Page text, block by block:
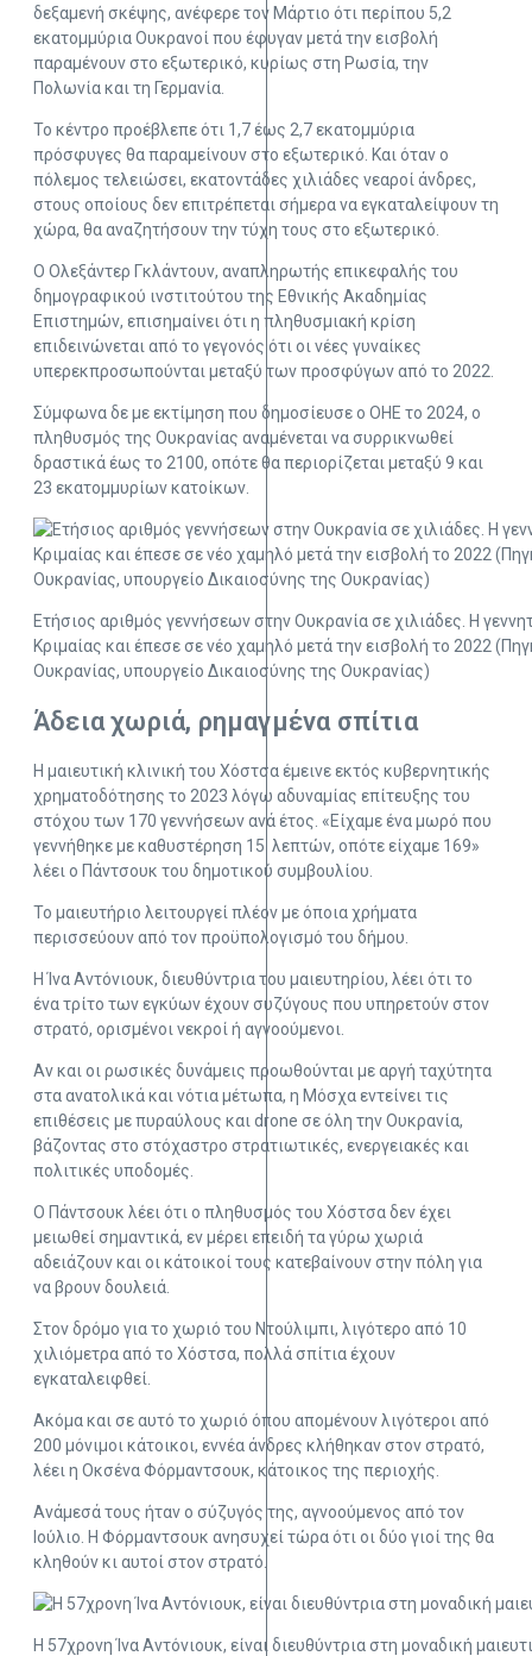
δεξαμενή σκέψης, ανέφερε τον Μάρτιο ότι περίπου 5,2
εκατομμύρια Ουκρανοί που έφυγαν μετά την εισβολή
παραμένουν στο εξωτερικό, κυρίως στη Ρωσία, την
Πολωνία και τη Γερμανία.
Το κέντρο προέβλεπε ότι 1,7 έως 2,7 εκατομμύρια
πρόσφυγες θα παραμείνουν στο εξωτερικό. Και όταν ο
πόλεμος τελειώσει, εκατοντάδες χιλιάδες νεαροί άνδρες,
στους οποίους δεν επιτρέπεται σήμερα να εγκαταλείψουν τη
χώρα, θα αναζητήσουν την τύχη τους στο εξωτερικό.
Ο Ολεξάντερ Γκλάντουν, αναπληρωτής επικεφαλής του
δημογραφικού ινστιτούτου της Εθνικής Ακαδημίας
Επιστημών, επισημαίνει ότι η πληθυσμιακή κρίση
επιδεινώνεται από το γεγονός ότι οι νέες γυναίκες
υπερεκπροσωπούνται μεταξύ των προσφύγων από το 2022.
Σύμφωνα δε με εκτίμηση που δημοσίευσε ο ΟΗΕ το 2024, ο
πληθυσμός της Ουκρανίας αναμένεται να συρρικνωθεί
δραστικά έως το 2100, οπότε θα περιορίζεται μεταξύ 9 και
23 εκατομμυρίων κατοίκων.
Ετήσιος αριθμός γεννήσεων στην Ουκρανία σε χιλιάδες. Η
Κριμαίας και έπεσε σε νέο χαμηλό μετά την εισβολή το 2022
Ουκρανίας, υπουργείο Δικαιοσύνης της Ουκρανίας)
Άδεια χωριά, ρημαγμένα σπίτια
Η μαιευτική κλινική του Χόστσα έμεινε εκτός κυβερνητικής
χρηματοδότησης το 2023 λόγω αδυναμίας επίτευξης του
στόχου των 170 γεννήσεων ανά έτος. «Είχαμε ένα μωρό που
γεννήθηκε με καθυστέρηση 15 λεπτών, οπότε είχαμε 169»
λέει ο Πάντσουκ του δημοτικού συμβουλίου.
Το μαιευτήριο λειτουργεί πλέον με όποια χρήματα
περισσεύουν από τον προϋπολογισμό του δήμου.
Η Ίνα Αντόνιουκ, διευθύντρια του μαιευτηρίου, λέει ότι το
ένα τρίτο των εγκύων έχουν συζύγους που υπηρετούν στον
στρατό, ορισμένοι νεκροί ή αγνοούμενοι.
Αν και οι ρωσικές δυνάμεις προωθούνται με αργή ταχύτητα
στα ανατολικά και νότια μέτωπα, η Μόσχα εντείνει τις
επιθέσεις με πυραύλους και drone σε όλη την Ουκρανία,
βάζοντας στο στόχαστρο στρατιωτικές, ενεργειακές και
πολιτικές υποδομές.
Ο Πάντσουκ λέει ότι ο πληθυσμός του Χόστσα δεν έχει
μειωθεί σημαντικά, εν μέρει επειδή τα γύρω χωριά
αδειάζουν και οι κάτοικοί τους κατεβαίνουν στην πόλη για
να βρουν δουλειά.
Στον δρόμο για το χωριό του Ντούλιμπι, λιγότερο από 10
χιλιόμετρα από το Χόστσα, πολλά σπίτια έχουν
εγκαταλειφθεί.
Ακόμα και σε αυτό το χωριό όπου απομένουν λιγότεροι από
200 μόνιμοι κάτοικοι, εννέα άνδρες κλήθηκαν στον στρατό,
λέει η Οκσένα Φόρμαντσουκ, κάτοικος της περιοχής.
Ανάμεσά τους ήταν ο σύζυγός της, αγνοούμενος από τον
Ιούλιο. Η Φόρμαντσουκ ανησυχεί τώρα ότι οι δύο γιοί της θα
κληθούν κι αυτοί στον στρατό.
Η 57χρονη Ίνα Αντόνιουκ, είναι διευθύντρια στη μοναδική